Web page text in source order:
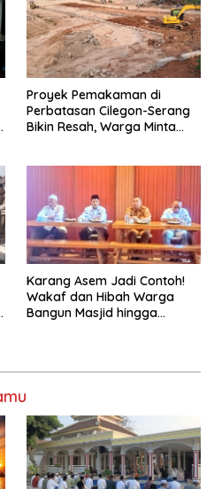
Proyek Pemakaman di
Perbatasan Cilegon-Serang
Bikin Resah, Warga Minta
Karang Asem Jadi Contoh!
Wakaf dan Hibah Warga
Bangun Masjid hingga